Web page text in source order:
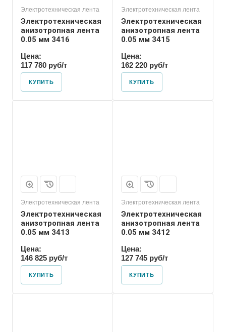
Электротехническая лента
Электротехническая
анизотропная лента
0.05 мм 3416
Цена:
117 780 руб/т
КУПИТЬ
Электротехническая лента
Электротехническая
анизотропная лента
0.05 мм 3415
Цена:
162 220 руб/т
КУПИТЬ
Электротехническая лента
Электротехническая
анизотропная лента
0.05 мм 3413
Цена:
146 825 руб/т
КУПИТЬ
Электротехническая лента
Электротехническая
анизотропная лента
0.05 мм 3412
Цена:
127 745 руб/т
КУПИТЬ